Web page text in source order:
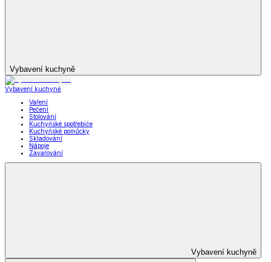
Vybavení kuchyně
Vybavení kuchyně
Vaření
Pečení
Stolování
Kuchyňské spotřebiče
Kuchyňské pomůcky
Skladování
Nápoje
Zavařování
Vybavení kuchyně